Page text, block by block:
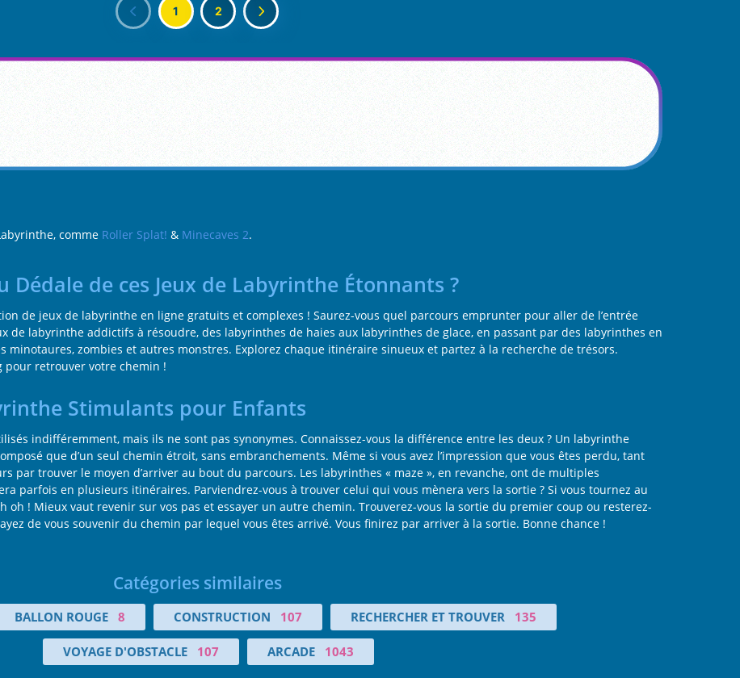
1 2
comme Roller Splat! & Minecaves 2.
Dédale de ces Jeux de Labyrinthe Étonnants ?
de jeux de labyrinthe en ligne gratuits et complexes ! Saurez-vous quel parcours emprunter pour aller de l’entrée
de labyrinthe addictifs à résoudre, des labyrinthes de haies aux labyrinthes de glace, en passant par des labyrinthes en
minotaures, zombies et autres monstres. Explorez chaque itinéraire sinueux et partez à la recherche de trésors.
pour retrouver votre chemin !
Stimulants pour Enfants
indifféremment, mais ils ne sont pas synonymes. Connaissez-vous la différence entre les deux ? Un labyrinthe
que d’un seul chemin étroit, sans embranchements. Même si vous avez l’impression que vous êtes perdu, tant
par trouver le moyen d’arriver au bout du parcours. Les labyrinthes « maze », en revanche, ont de multiples
parfois en plusieurs itinéraires. Parviendrez-vous à trouver celui qui vous mènera vers la sortie ? Si vous tournez au
oh ! Mieux vaut revenir sur vos pas et essayer un autre chemin. Trouverez-vous la sortie du premier coup ou resterez-
de vous souvenir du chemin par lequel vous êtes arrivé. Vous finirez par arriver à la sortie. Bonne chance !
Catégories similaires
BALLON ROUGE 8 CONSTRUCTION 107 RECHERCHER ET TROUVER 135
VOYAGE D'OBSTACLE 107 ARCADE 1043